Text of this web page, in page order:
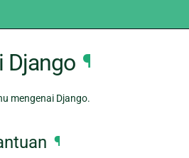
Django ¶
mengenai Django.
¶